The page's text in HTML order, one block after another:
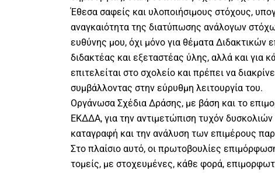
Έθεσα σαφείς και υλοποιήσιμους στόχους,
αναγκαιότητα της διατύπωσης ανάλογων
ευθύνης μου, όχι μόνο για θέματα Διδακτικών
διδακτέας και εξεταστέας ύλης, αλλά και για
επιτελείται στο σχολείο και πρέπει να
συμβάλλοντας στην εύρυθμη λειτουργία του.
Οργάνωσα Σχέδια Δράσης, με βάση και το
ΕΚΔΔΑ, για την αντιμετώπιση τυχόν
καταγραφή και την ανάλυση των επιμέρους
Στο πλαίσιο αυτό, οι πρωτοβουλίες
τομείς, με στοχευμένες, κάθε φορά,